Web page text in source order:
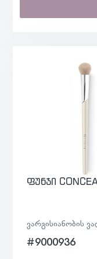
ფუნჯი
ვარგისიანობის
#9000936